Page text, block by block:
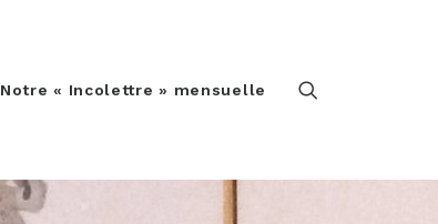
Notre « Incolettre » mensuelle